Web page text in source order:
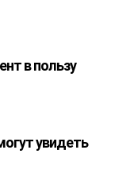
в пользу
увидеть